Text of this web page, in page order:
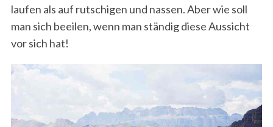
laufen als auf rutschigen und nassen. Aber wie soll
man sich beeilen, wenn man ständig diese Aussicht
vor sich hat!